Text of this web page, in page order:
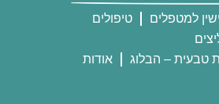
למטפלים
טיפולים
טבעית – הבלוג
אודות